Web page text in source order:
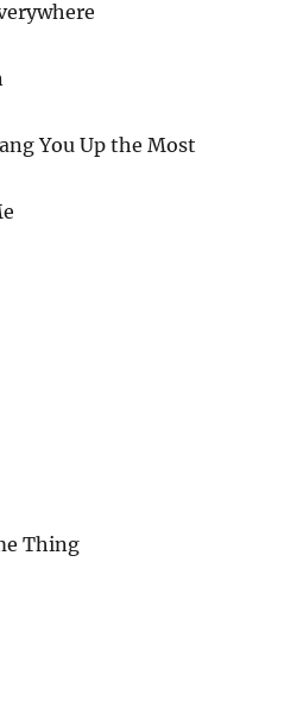
You Up the Most
Thing